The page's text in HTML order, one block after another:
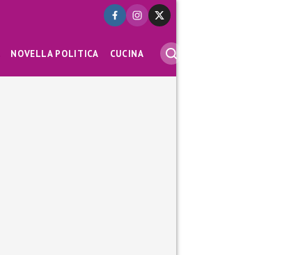
NOVELLA POLITICA CUCINA